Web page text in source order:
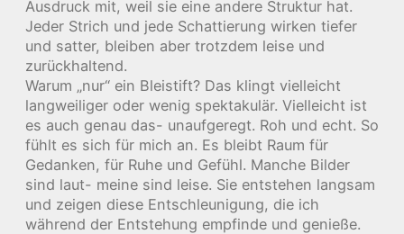
Ausdruck mit, weil sie eine andere Struktur hat.
Jeder Strich und jede Schattierung wirken tiefer
und satter, bleiben aber trotzdem leise und
zurückhaltend.
Warum „nur“ ein Bleistift? Das klingt vielleicht
langweiliger oder wenig spektakulär. Vielleicht ist
es auch genau das- unaufgeregt. Roh und echt. So
fühlt es sich für mich an. Es bleibt Raum für
Gedanken, für Ruhe und Gefühl. Manche Bilder
sind laut- meine sind leise. Sie entstehen langsam
und zeigen diese Entschleunigung, die ich
während der Entstehung empfinde und genieße.